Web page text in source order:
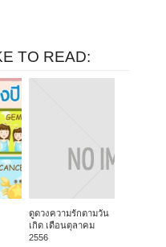
TO READ:
ดูดวงความรักตามวัน
เกิด เดือนตุลาคม
2556